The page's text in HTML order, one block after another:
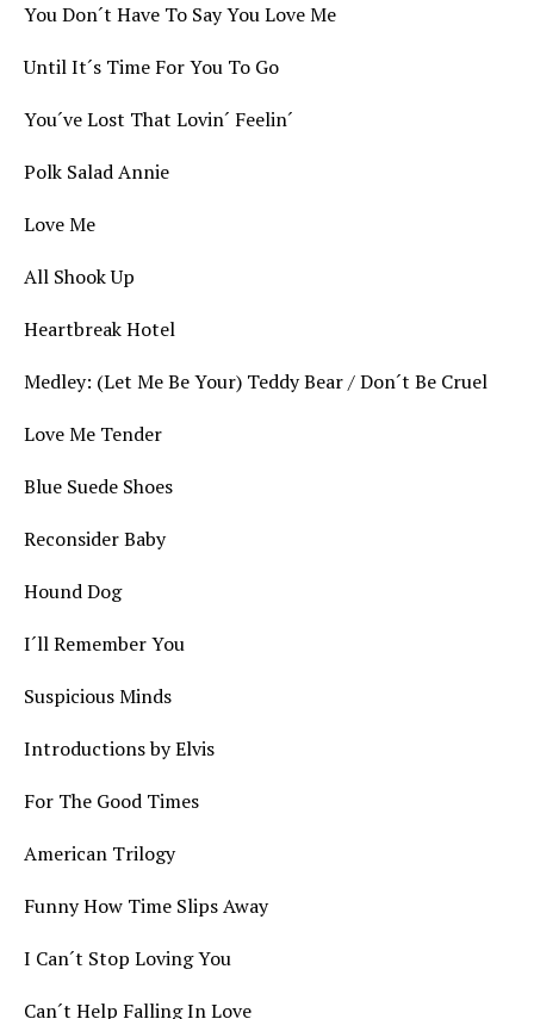
You Don´t Have To Say You Love Me
Until It´s Time For You To Go
You´ve Lost That Lovin´ Feelin´
Polk Salad Annie
Love Me
All Shook Up
Heartbreak Hotel
Medley: (Let Me Be Your) Teddy Bear / Don´t Be Cruel
Love Me Tender
Blue Suede Shoes
Reconsider Baby
Hound Dog
I´ll Remember You
Suspicious Minds
Introductions by Elvis
For The Good Times
American Trilogy
Funny How Time Slips Away
I Can´t Stop Loving You
Can´t Help Falling In Love